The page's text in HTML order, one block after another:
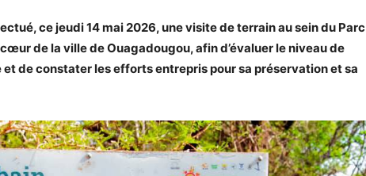
ce jeudi 14 mai 2026, une visite de terrain au sein du Parc
de la ville de Ouagadougou, afin d’évaluer le niveau de
de constater les efforts entrepris pour sa préservation et sa